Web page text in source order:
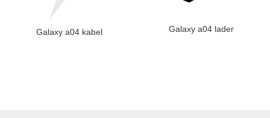
Galaxy a04 kabel Galaxy a04 lader